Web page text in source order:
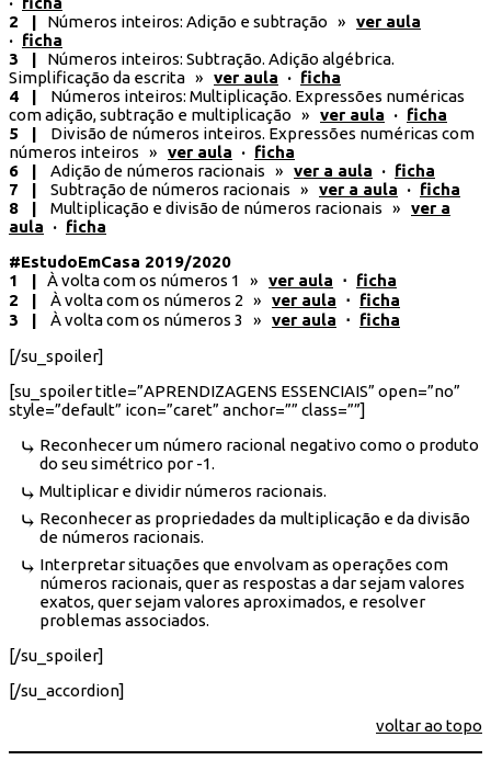
2 | Números inteiros: Adição e subtração » ver aula
· ficha
3 | Números inteiros: Subtração. Adição algébrica.
Simplificação da escrita » ver aula · ficha
4 | Números inteiros: Multiplicação. Expressões numéricas
com adição, subtração e multiplicação » ver aula · ficha
5 | Divisão de números inteiros. Expressões numéricas com
números inteiros » ver aula · ficha
6 | Adição de números racionais » ver a aula · ficha
7 | Subtração de números racionais » ver a aula · ficha
8 | Multiplicação e divisão de números racionais » ver a
aula · ficha
#EstudoEmCasa 2019/2020
1 | À volta com os números 1 » ver aula ⋅ ficha
2 | À volta com os números 2 » ver aula ⋅ ficha
3 | À volta com os números 3 » ver aula ⋅ ficha
[/su_spoiler]
[su_spoiler title=”APRENDIZAGENS ESSENCIAIS” open=”no”
style=”default” icon=”caret” anchor=”” class=””]
Reconhecer um número racional negativo como o produto
do seu simétrico por -1.
Multiplicar e dividir números racionais.
Reconhecer as propriedades da multiplicação e da divisão
de números racionais.
Interpretar situações que envolvam as operações com
números racionais, quer as respostas a dar sejam valores
exatos, quer sejam valores aproximados, e resolver
problemas associados.
[/su_spoiler]
[/su_accordion]
voltar ao topo